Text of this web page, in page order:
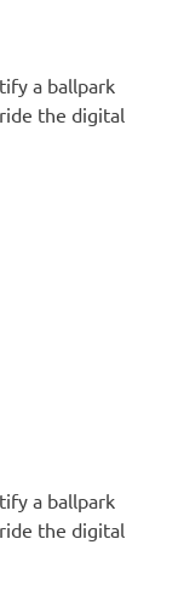
a ballpark
the digital
a ballpark
the digital